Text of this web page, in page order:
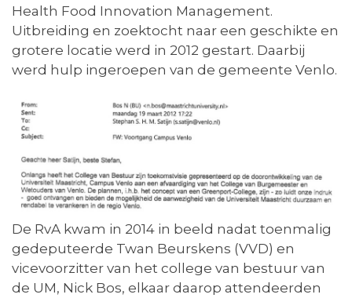
Health Food Innovation Management.
Uitbreiding en zoektocht naar een geschikte en
grotere locatie werd in 2012 gestart. Daarbij
werd hulp ingeroepen van de gemeente Venlo.
De RvA kwam in 2014 in beeld nadat toenmalig
gedeputeerde Twan Beurskens (VVD) en
vicevoorzitter van het college van bestuur van
de UM, Nick Bos, elkaar daarop attendeerden